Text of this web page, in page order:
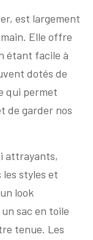
est largement
Elle offre
étant facile à
dotés de
qui permet
de garder nos
attrayants,
les styles et
look
sac en toile
tenue. Les